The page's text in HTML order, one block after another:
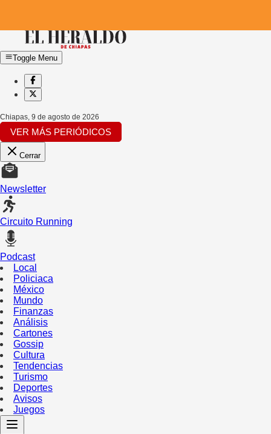
Toggle Menu
Chiapas, 9 de agosto de 2026
VER MÁS PERIÓDICOS
Cerrar
Newsletter
Circuito Running
Podcast
Local
Policiaca
México
Mundo
Finanzas
Análisis
Cartones
Gossip
Cultura
Tendencias
Turismo
Deportes
Avisos
Juegos